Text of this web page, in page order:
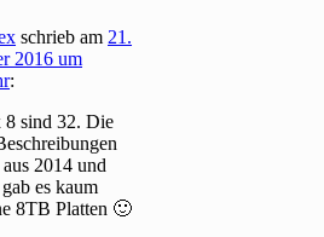
schrieb am 21.
2016 um
:
8 sind 32. Die
2014 und
es kaum
8TB Platten 🙂